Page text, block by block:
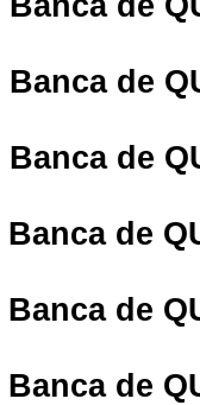
Banca de
Banca de
Banca de
Banca de
Banca de